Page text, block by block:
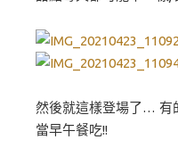
然後就這樣登場了… 有
當早午餐吃!!